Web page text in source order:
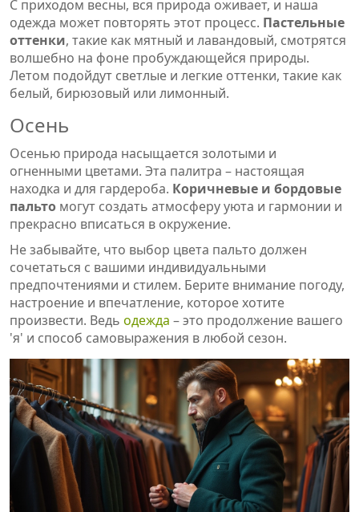
С приходом весны, вся природа оживает, и наша
одежда может повторять этот процесс. Пастельные
оттенки, такие как мятный и лавандовый, смотрятся
волшебно на фоне пробуждающейся природы.
Летом подойдут светлые и легкие оттенки, такие как
белый, бирюзовый или лимонный.
Осень
Осенью природа насыщается золотыми и
огненными цветами. Эта палитра – настоящая
находка и для гардероба. Коричневые и бордовые
пальто могут создать атмосферу уюта и гармонии и
прекрасно вписаться в окружение.
Не забывайте, что выбор цвета пальто должен
сочетаться с вашими индивидуальными
предпочтениями и стилем. Берите внимание погоду,
настроение и впечатление, которое хотите
произвести. Ведь одежда – это продолжение вашего
'я' и способ самовыражения в любой сезон.